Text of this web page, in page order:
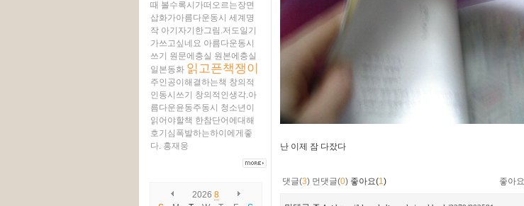
때 볼수록시가떠오르는장면
삽화가아름다운동시 세계명
작 아기자기한그림.저도일기
가쓰고싶네요 아름다운동시
쓰기 원문에충실 원본에충실
일본동화 읽고픈책쟁이
주인공이해결하는책 창의적
인동시쓰기 창의적인생각.아
름다운윤동주동시 청소년이
읽어야할책 한참단어에대해
호기심폭발하는하이에게좋
다. 홍재웅
2026 8
난 이제 잠 다잤다
댓글(3) 먼댓글(0) 좋아요(1 ) 좋아요